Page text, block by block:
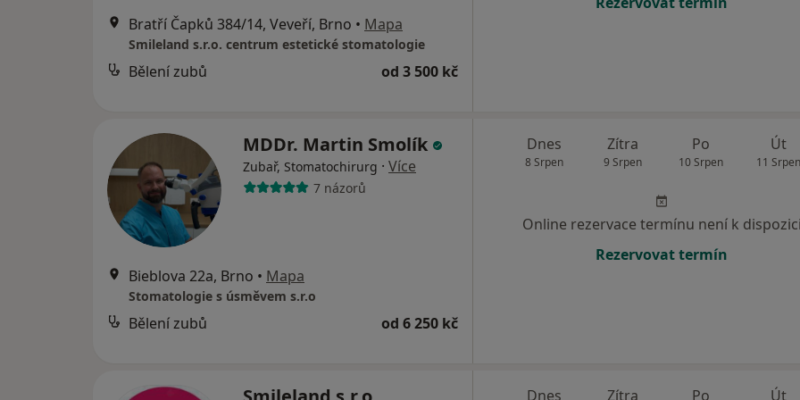
Bratří Čapků 384/14, Veveří, Brno • Mapa
Smileland s.r.o. centrum estetické stomatologie
Bělení zubů od 3 500 kč
MDDr. Martin Smolík
Zubař, Stomatochirurg · Více
7 názorů
Bieblova 22a, Brno • Mapa
Stomatologie s úsměvem s.r.o
Bělení zubů od 6 250 kč
Dnes
8 Srpen
Zítra
9 Srpen
Po
10 Srpen
Út
11
Online rezervace termínu není k
Rezervovat termín
Dnes Zítra Po Út